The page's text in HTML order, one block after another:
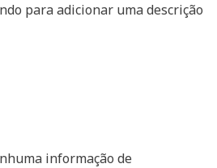
para adicionar uma descrição
informação de